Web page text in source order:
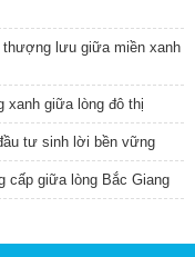
thượng lưu giữa miền xanh
xanh giữa lòng đô thị
tư sinh lời bền vững
cấp giữa lòng Bắc Giang